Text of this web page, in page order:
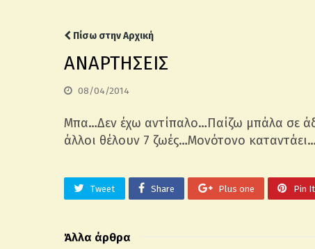
Πίσω στην Αρχική
ΑΝΑΡΤΗΣΕΙΣ
08/04/2014
Μπα…Δεν έχω αντίπαλο…Παίζω μπάλα σε
άλλοι θέλουν 7 ζωές…Μονότονο καταντάει…
Tweet Share Plus one Pin It
Άλλα άρθρα